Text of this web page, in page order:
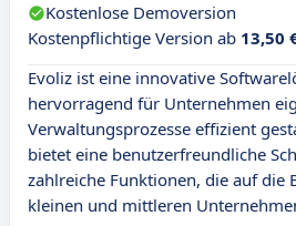
Kostenlose Demoversion
Kostenpflichtige Version ab 13,50
Evoliz ist eine innovative
hervorragend für Unternehmen
Verwaltungsprozesse effizient
bietet eine benutzerfreundliche
zahlreiche Funktionen, die auf die
kleinen und mittleren